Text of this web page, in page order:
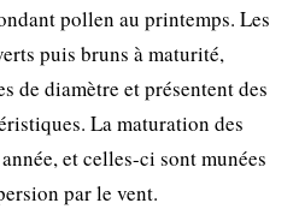
pollen au printemps. Les
puis bruns à maturité,
de diamètre et présentent des
La maturation des
et celles-ci sont munées
par le vent.